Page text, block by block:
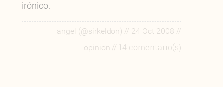
irónico.
angel (@sirkeldon) // 24 Oct 2008 //
opinion // 14 comentario(s)